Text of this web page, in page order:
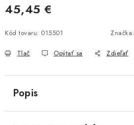
45,45 €
Kód tovaru: 015501 Značka:
Tlač Opýtať sa Zdieľať
Popis